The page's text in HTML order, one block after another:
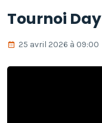
Tournoi Day
25 avril 2026 à 09:00